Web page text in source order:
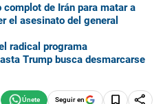
complot de Irán para matar a
el asesinato del general
radical programa
Trump busca desmarcarse
Seguir en